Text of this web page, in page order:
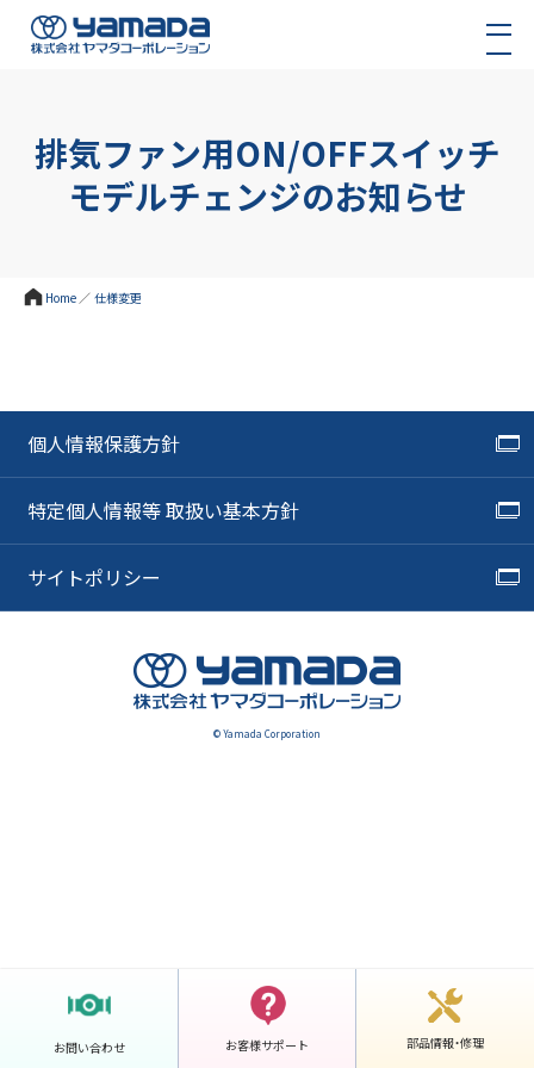
お問い合わせ お客様サポート 部品情報・修理
排気ファン用ON/OFFスイッチ
モデルチェンジのお知らせ
Home ／ 仕様変更
個人情報保護方針
特定個人情報等 取扱い基本方針
サイトポリシー
© Yamada Corporation